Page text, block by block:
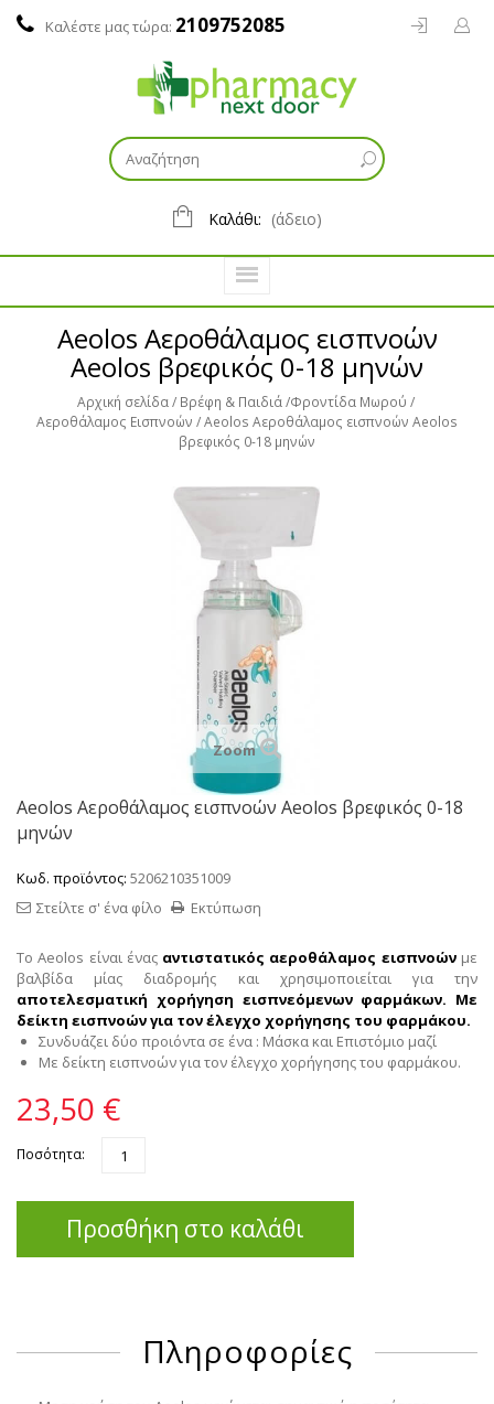
Καλέστε μας τώρα: 2109752085
Καλάθι: (άδειο)
Aeolos Αεροθάλαμος εισπνοών
Aeolos βρεφικός 0-18 μηνών
Αρχική σελίδα Βρέφη & Παιδιά Φροντίδα Μωρού
Αεροθάλαμος Εισπνοών
Aeolos Αεροθάλαμος εισπνοών Aeolos
βρεφικός 0-18 μηνών
Zoom
Aeolos Αεροθάλαμος εισπνοών Aeolos βρεφικός 0-18
μηνών
Κωδ. προϊόντος: 5206210351009
Εκτύπωση
Στείλτε σ' ένα φίλο
Το Aeolos είναι ένας αντιστατικός αεροθάλαμος εισπνοώνμε
βαλβίδα μίας διαδρομής και χρησιμοποιείται για την
αποτελεσματική χορήγηση εισπνεόμενων φαρμάκων. Με
δείκτη εισπνοών για τον έλεγχο χορήγησης του φαρμάκου.
Συνδυάζει δύο προιόντα σε ένα : Μάσκα και Επιστόμιο μαζί
Με δείκτη εισπνοών για τον έλεγχο χορήγησης του φαρμάκου.
23,50 €
Ποσότητα:
Προσθήκη στο καλάθι
Πληροφορίες